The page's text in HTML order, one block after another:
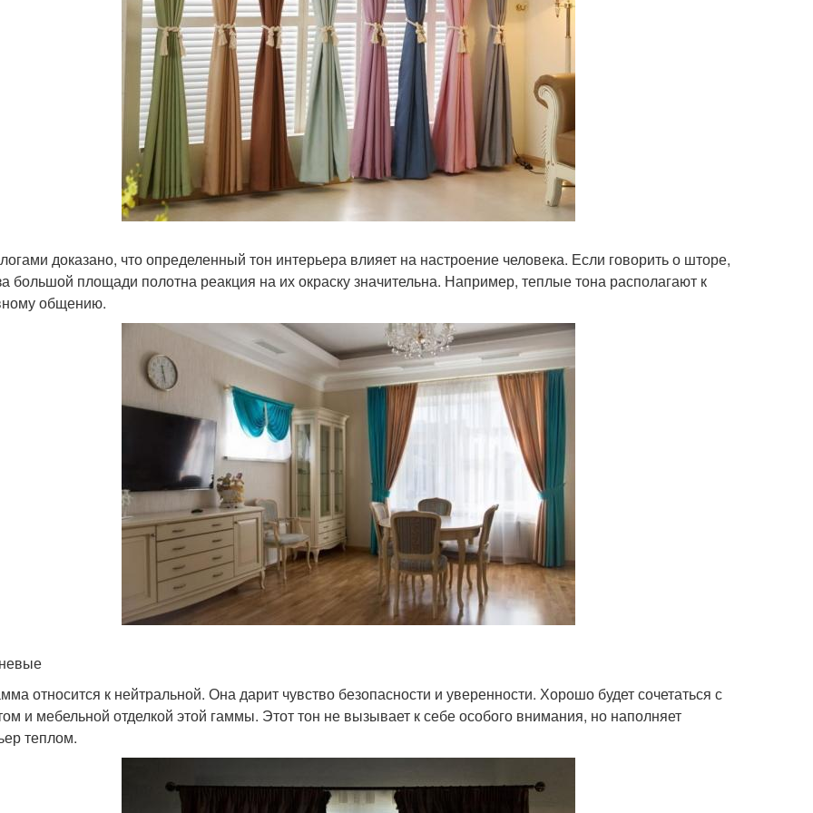
доказано, что определенный тон интерьера влияет на настроение человека. Если говорить о шторе,
большой площади полотна реакция на их окраску значительна. Например, теплые тона располагают к
общению.
относится к нейтральной. Она дарит чувство безопасности и уверенности. Хорошо будет сочетаться с
и мебельной отделкой этой гаммы. Этот тон не вызывает к себе особого внимания, но наполняет
теплом.